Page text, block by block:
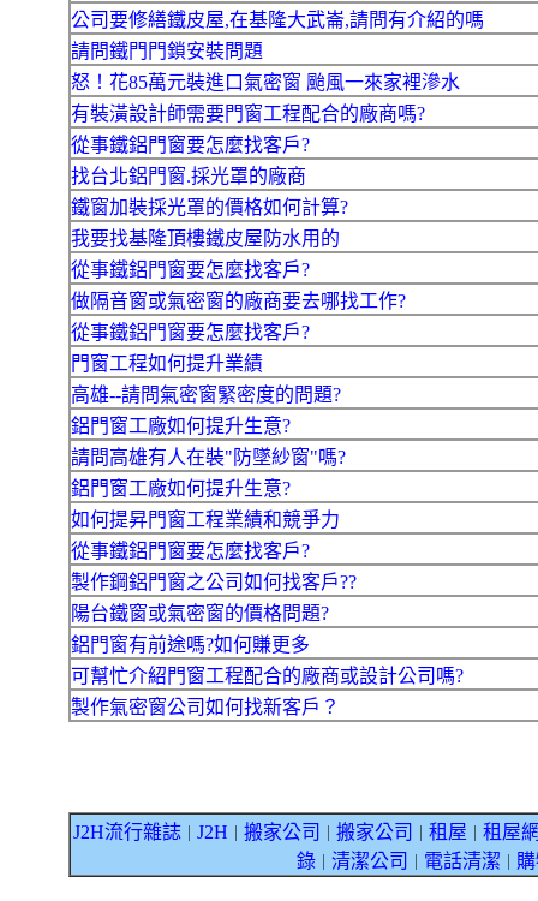
公司要修繕鐵皮屋,在基隆大武崙,請問有介紹的嗎
請問鐵門門鎖安裝問題
怒！花85萬元裝進口氣密窗 颱風一來家裡滲水
有裝潢設計師需要門窗工程配合的廠商嗎?
從事鐵鋁門窗要怎麼找客戶?
找台北鋁門窗.採光罩的廠商
鐵窗加裝採光罩的價格如何計算?
我要找基隆頂樓鐵皮屋防水用的
從事鐵鋁門窗要怎麼找客戶?
做隔音窗或氣密窗的廠商要去哪找工作?
從事鐵鋁門窗要怎麼找客戶?
門窗工程如何提升業績
高雄--請問氣密窗緊密度的問題?
鋁門窗工廠如何提升生意?
請問高雄有人在裝"防墜紗窗"嗎?
鋁門窗工廠如何提升生意?
如何提昇門窗工程業績和競爭力
從事鐵鋁門窗要怎麼找客戶?
製作鋼鋁門窗之公司如何找客戶??
陽台鐵窗或氣密窗的價格問題?
鋁門窗有前途嗎?如何賺更多
可幫忙介紹門窗工程配合的廠商或設計公司嗎?
製作氣密窗公司如何找新客戶？
J2H流行雜誌 J2H 搬家公司 搬家公司 租屋
租屋
錄｜ 清潔公司 電話清潔